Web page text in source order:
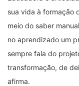
sua vida à formação
meio do saber
no aprendizado um
sempre fala do
transformação, de
afirma.